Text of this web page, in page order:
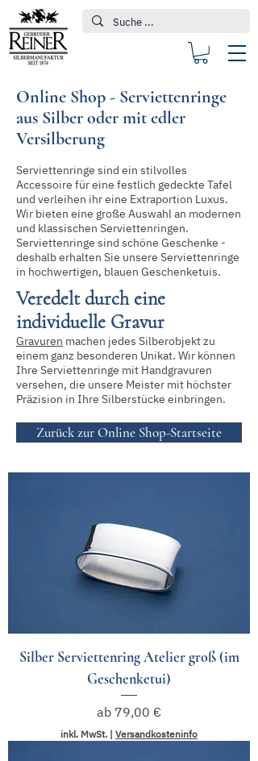
Online Shop - Serviettenringe
aus Silber oder mit edler
Versilberung
Serviettenringe sind ein stilvolles
Accessoire für eine festlich gedeckte Tafel
und verleihen ihr eine Extraportion Luxus.
Wir bieten eine große Auswahl an modernen
und klassischen Serviettenringen.
Serviettenringe sind schöne Geschenke -
deshalb erhalten Sie unsere Serviettenringe
in hochwertigen, blauen Geschenketuis.
Veredelt durch eine
individuelle Gravur
Gravuren machen jedes Silberobjekt zu
einem ganz besonderen Unikat. Wir können
Ihre Serviettenringe mit Handgravuren
versehen, die unsere Meister mit höchster
Präzision in Ihre Silberstücke einbringen.
Zurück zur Online Shop-Startseite
Silber Serviettenring Atelier groß (im
Geschenketui)
ab 79,00 €
Sale-Preis
inkl. MwSt. | Versandkosteninfo